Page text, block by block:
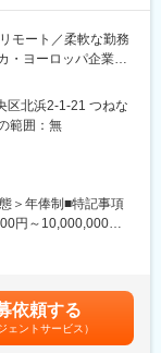
。
薬協会に、当社は会
にも参加すること
ーケット感をアッ
近くにお住まいで
はありますが、裁
モート／柔軟な勤務
ヨーロッパ企業と
分野を中心に、CMC
料作成・評価まで一
中核ポジションで
整備・評価・助言・
区北浜2-1-21 つねな
範囲：無
＞年俸制■特記事項
円～10,000,000円
があります。月給
依頼する
ェントサービス）